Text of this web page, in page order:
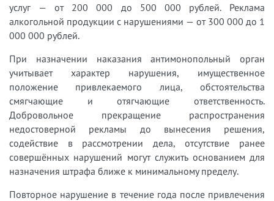
услуг — от 200 000 до 500 000 рублей. Реклама
алкогольной продукции с нарушениями — от 300 000 до 1
000 000 рублей.
При назначении наказания антимонопольный орган
учитывает характер нарушения, имущественное
положение привлекаемого лица, обстоятельства
смягчающие и отягчающие ответственность.
Добровольное прекращение распространения
недостоверной рекламы до вынесения решения,
содействие в рассмотрении дела, отсутствие ранее
совершённых нарушений могут служить основанием для
назначения штрафа ближе к минимальному пределу.
Повторное нарушение в течение года после привлечения